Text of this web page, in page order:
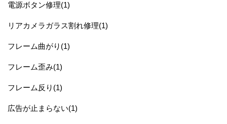
電源ボタン修理(1)
リアカメラガラス割れ修理(1)
フレーム曲がり(1)
フレーム歪み(1)
フレーム反り(1)
広告が止まらない(1)